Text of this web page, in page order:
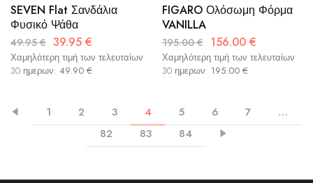
SEVEN Flat Σανδάλια
Φυσικό Ψάθα
49.95€ 39.95 €
Χαμηλότερη τιμή των τελευταίων
30 ημερων: 49.90 €
FIGARO Ολόσωμη Φόρμα
VANILLA
195.00€ 156.00 €
Χαμηλότερη τιμή των τελευταίων
30 ημερων: 195.00 €
1 2 3 4 5 6 7
…
82
83 84